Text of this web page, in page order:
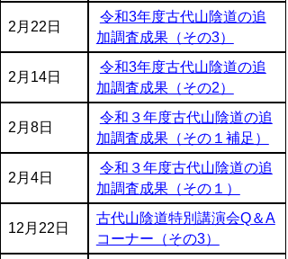
2月22日
令和3年度古代山陰道の追
加調査成果（その3）
2月14日
令和3年度古代山陰道の追
加調査成果（その2）
2月8日
令和３年度古代山陰道の追
加調査成果（その１補足）
2月4日
令和３年度古代山陰道の追
加調査成果（その１）
12月22日
古代山陰道特別講演会Q＆A
コーナー（その3）